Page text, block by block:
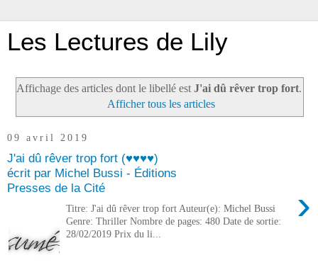
Les Lectures de Lily
Affichage des articles dont le libellé est J'ai dû rêver trop fort.
Afficher tous les articles
09 avril 2019
J'ai dû rêver trop fort (♥♥♥♥)
écrit par Michel Bussi - Éditions
Presses de la Cité
›
Titre: J'ai dû rêver trop fort Auteur(e): Michel Bussi
Genre: Thriller Nombre de pages: 480 Date de sortie:
28/02/2019 Prix du li...